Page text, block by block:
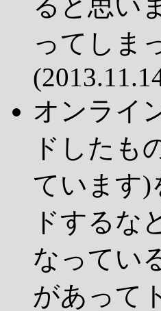
ってしま
オンライ
ドしたも
ています)
ドするな
なってい
があって